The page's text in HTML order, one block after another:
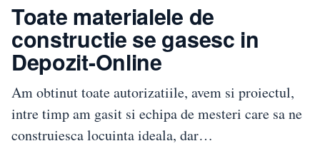
Toate materialele de
constructie se gasesc in
Depozit-Online
Am obtinut toate autorizatiile, avem si proiectul,
intre timp am gasit si echipa de mesteri care sa ne
construiesca locuinta ideala, dar…